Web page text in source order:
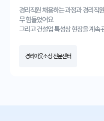
경리직원 채용하는 과정과 경리직
무 힘들었어요.
그리고 건설업 특성상 현장을 계속
무는 전문가가 효율적으로 업무처
경리아웃소싱 전문센터